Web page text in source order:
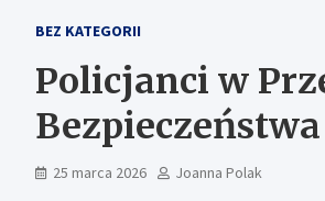
BEZ KATEGORII
Policjanci w
25 marca 2026 Joanna Polak